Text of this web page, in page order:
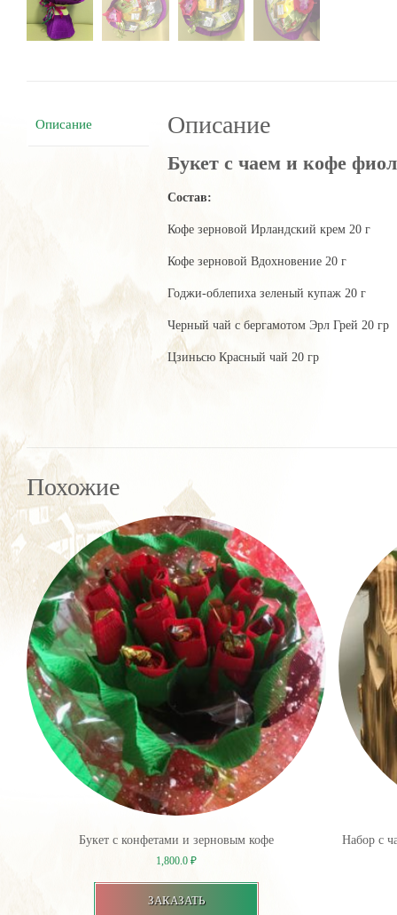
Описание Описание
Букет с чаем и кофе
Состав:
Кофе зерновой Ирландский крем 20 г
Кофе зерновой Вдохновение 20 г
Годжи-облепиха зеленый купаж 20 г
Черный чай с бергамотом Эрл Грей 20 гр
Цзиньсю Красный чай 20 гр
Похожие
Букет с конфетами и зерновым кофе
1,800.0₽
ЗАКАЗАТЬ
Набор с